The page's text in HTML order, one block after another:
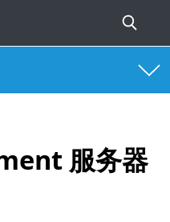
服务器